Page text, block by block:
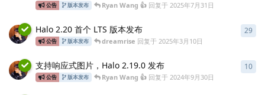
公告 版本发布 Ryan Wang 👍回复于 2025年7月31日
Halo 2.20 首个 LTS 版本发布
公告 版本发布 dreamrise 回复于 2025年3月10日
29
支持响应式图片，Halo 2.19.0 发布
公告 版本发布 Ryan Wang 👍回复于 2024年9月30日
10